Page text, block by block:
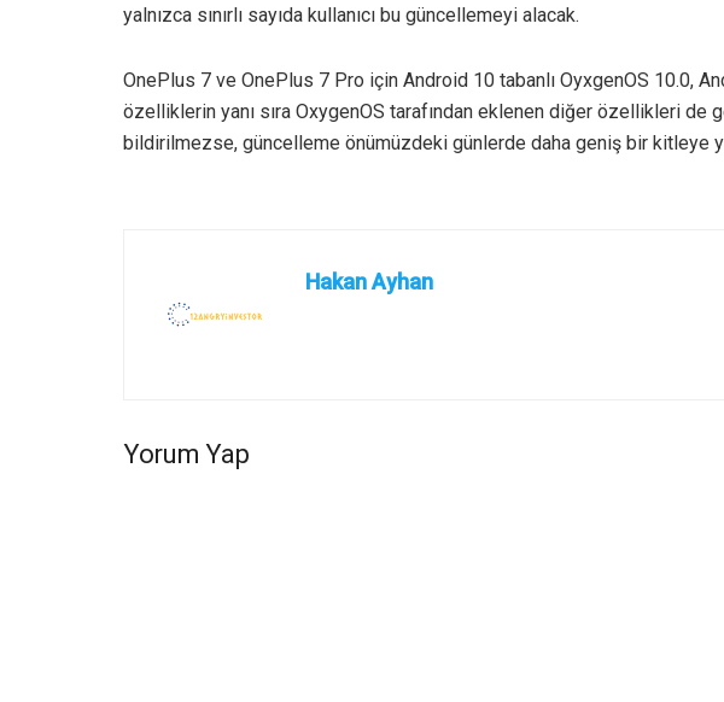
yalnızca sınırlı sayıda kullanıcı bu güncellemeyi alacak.
OnePlus 7 ve OnePlus 7 Pro için Android 10 tabanlı OyxgenOS 10.0,
özelliklerin yanı sıra OxygenOS tarafından eklenen diğer özellikleri de
bildirilmezse, güncelleme önümüzdeki günlerde daha geniş bir kitleye
Hakan Ayhan
Yorum Yap